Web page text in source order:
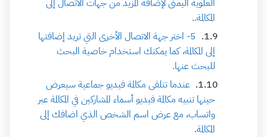
العلوية اليمنى لإضافة المزيد من جهات الاتصال إلى
المكالمة..
5- اختر جهة الاتصال الأخرى التي تريد إضافتها
إلى المكالمة، كما يمكنك استخدام خاصية البحث
للبحث عنها.
عندما تتلقى مكالمة فيديو جماعية سيعرض
حينها تنبيه مكالمة فيديو أسماء المشاركين في المكالمة عبر
واتساب، مع عرض اسم الشخص الذي اضافك إلى
المكالمة.